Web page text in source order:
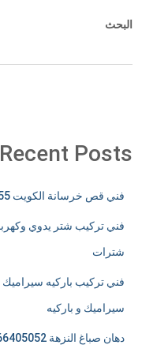
البحث
Recent Posts
فني قص خرسانة الكويت 65932555 مقاول قص وفتح كور
شترات
سيراميك و باركيه
دهان صباغ النزهة 66405052 معلم صباغ و تركيب ورق جدران